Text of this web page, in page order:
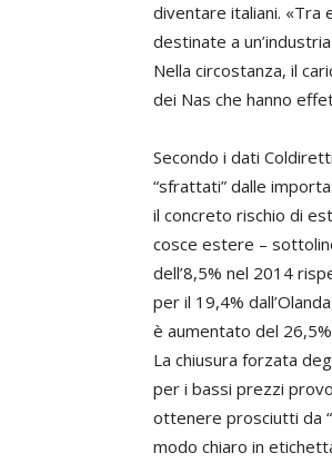
diventare italiani. «Tra
destinate a
Nella circostanza, il
dei Nas che hanno
Secondo i dati
“sfrattati” dalle
il concreto rischio di
cosce estere –
dell’8,5% nel 2014
per il 19,4%
è aumentato del
La chiusura forzata
per i bassi prezzi
ottenere prosciutti da
modo chiaro in